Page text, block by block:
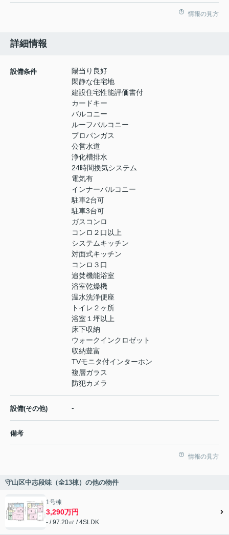
情報の見方
詳細情報
設備条件
陽当り良好
閑静な住宅地
建設住宅性能評価書付
カードキー
バルコニー
ルーフバルコニー
プロパンガス
公営水道
浄化槽排水
24時間換気システム
電気有
インナーバルコニー
駐車2台可
駐車3台可
ガスコンロ
コンロ２口以上
システムキッチン
対面式キッチン
コンロ３口
追焚機能浴室
浴室乾燥機
温水洗浄便座
トイレ２ヶ所
浴室１坪以上
床下収納
ウォークインクロゼット
収納豊富
TVモニタ付インターホン
複層ガラス
防犯カメラ
設備(その他) -
備考
情報の見方
守山区中志段味（全13棟）の他の物件
1号棟
3,290万円
- / 97.20㎡ / 4SLDK